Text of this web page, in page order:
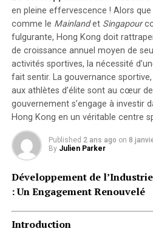
en pleine effervescence ! Alors
comme le Mainlandet Singapour
fulgurante, Hong Kong doit
de croissance annuel moyen de
activités sportives, la nécessité
fait sentir. La gouvernance sportive
aux athlètes d’élite sont au cœur
gouvernement s’engage à investir
Hong Kong en un véritable centre
Published 2 ans ago on 8
By Julien Parker
Développement de
: Un Engagement Renouvelé
Introduction